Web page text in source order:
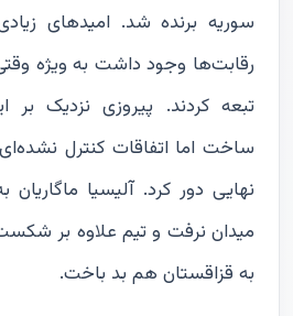
سوریه برنده شد. امیدهای
رقابت‌ها وجود داشت به ویژه وقتی
تبعه کردند. پیروزی نزدیک بر
ساخت اما اتفاقات کنترل
نهایی دور کرد. آلیسیا
میدان نرفت و تیم علاوه بر
به قزاقستان هم بد باخت.